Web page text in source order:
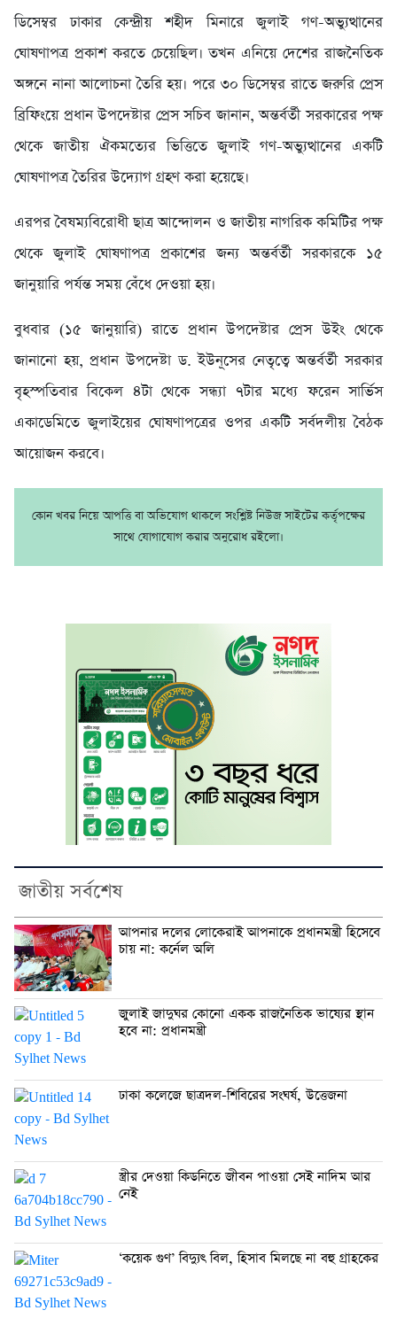
ডিসেম্বর ঢাকার কেন্দ্রীয় শহীদ মিনারে জুলাই গণ-অভ্যুত্থানের
ঘোষণাপত্র প্রকাশ করতে চেয়েছিল। তখন এনিয়ে দেশের রাজনৈতিক
অঙ্গনে নানা আলোচনা তৈরি হয়। পরে ৩০ ডিসেম্বর রাতে জরুরি প্রেস
ব্রিফিংয়ে প্রধান উপদেষ্টার প্রেস সচিব জানান, অন্তর্বর্তী সরকারের পক্ষ
থেকে জাতীয় ঐকমত্যের ভিত্তিতে জুলাই গণ-অভ্যুত্থানের একটি
ঘোষণাপত্র তৈরির উদ্যোগ গ্রহণ করা হয়েছে।
এরপর বৈষম্যবিরোধী ছাত্র আন্দোলন ও জাতীয় নাগরিক কমিটির পক্ষ
থেকে জুলাই ঘোষণাপত্র প্রকাশের জন্য অন্তর্বর্তী সরকারকে ১৫
জানুয়ারি পর্যন্ত সময় বেঁধে দেওয়া হয়।
বুধবার (১৫ জানুয়ারি) রাতে প্রধান উপদেষ্টার প্রেস উইং থেকে
জানানো হয়, প্রধান উপদেষ্টা ড. ইউনূসের নেতৃত্বে অন্তর্বর্তী সরকার
বৃহস্পতিবার বিকেল ৪টা থেকে সন্ধ্যা ৭টার মধ্যে ফরেন সার্ভিস
একাডেমিতে জুলাইয়ের ঘোষণাপত্রের ওপর একটি সর্বদলীয় বৈঠক
আয়োজন করবে।
কোন খবর নিয়ে আপত্তি বা অভিযোগ থাকলে সংশ্লিষ্ট নিউজ সাইটের কর্তৃপক্ষের
সাথে যোগাযোগ করার অনুরোধ রইলো।
জাতীয় সর্বশেষ
আপনার দলের লোকেরাই আপনাকে প্রধানমন্ত্রী হিসেবে
চায় না: কর্নেল অলি
জুলাই জাদুঘর কোনো একক রাজনৈতিক ভাষ্যের স্থান
হবে না: প্রধানমন্ত্রী
ঢাকা কলেজে ছাত্রদল-শিবিরের সংঘর্ষ, উত্তেজনা
স্ত্রীর দেওয়া কিডনিতে জীবন পাওয়া সেই নাদিম আর
নেই
‘কয়েক গুণ’ বিদ্যুৎ বিল, হিসাব মিলছে না বহু গ্রাহকের